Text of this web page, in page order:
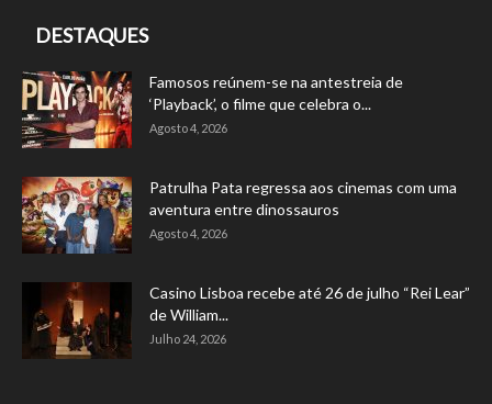
DESTAQUES
Famosos reúnem-se na antestreia de
‘Playback’, o filme que celebra o...
Agosto 4, 2026
Patrulha Pata regressa aos cinemas com uma
aventura entre dinossauros
Agosto 4, 2026
Casino Lisboa recebe até 26 de julho “Rei Lear”
de William...
Julho 24, 2026